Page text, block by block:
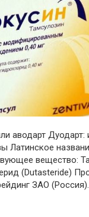
аводарт Дуодарт:
Латинское
вещество:
(Dutasteride)
ЗАО